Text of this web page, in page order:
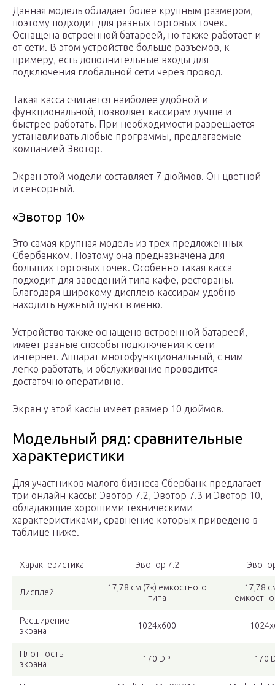
Данная модель обладает более крупным размером,
поэтому подходит для разных торговых точек.
Оснащена встроенной батареей, но также работает и
от сети. В этом устройстве больше разъемов, к
примеру, есть дополнительные входы для
подключения глобальной сети через провод.
Такая касса считается наиболее удобной и
функциональной, позволяет кассирам лучше и
быстрее работать. При необходимости разрешается
устанавливать любые программы, предлагаемые
компанией Эвотор.
Экран этой модели составляет 7 дюймов. Он цветной
и сенсорный.
«Эвотор 10»
Это самая крупная модель из трех предложенных
Сбербанком. Поэтому она предназначена для
больших торговых точек. Особенно такая касса
подходит для заведений типа кафе, рестораны.
Благодаря широкому дисплею кассирам удобно
находить нужный пункт в меню.
Устройство также оснащено встроенной батареей,
имеет разные способы подключения к сети
интернет. Аппарат многофункциональный, с ним
легко работать, и обслуживание проводится
достаточно оперативно.
Экран у этой кассы имеет размер 10 дюймов.
Модельный ряд: сравнительные
характеристики
Для участников малого бизнеса Сбербанк предлагает
три онлайн кассы: Эвотор 7.2, Эвотор 7.3 и Эвотор 10,
обладающие хорошими техническими
характеристиками, сравнение которых приведено в
таблице ниже.
Характеристика Эвотор 7.2
Дисплей
17,78 см (7«) емкостного
типа
17,78
Расширение
экрана
1024х600
Плотность
экрана
170 DPI 170